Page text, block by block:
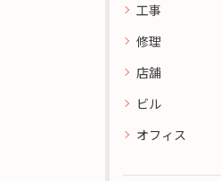
工事
修理
店舗
ビル
オフィス